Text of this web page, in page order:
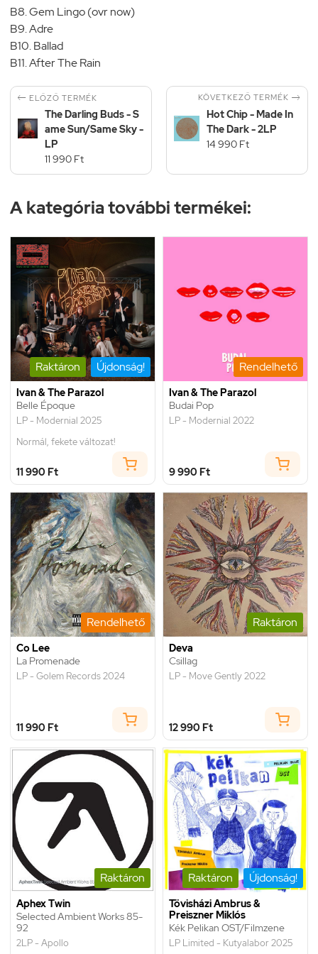
B8. Gem Lingo (ovr now)
B9. Adre
B10. Ballad
B11. After The Rain
 ELŐZŐ TERMÉK
The Darling Buds - S
ame Sun/Same Sky -
LP
11 990 Ft
KÖVETKEZŐ TERMÉK 
Hot Chip - Made In
The Dark - 2LP
14 990 Ft
A kategória további termékei:
Raktáron Újdonság!
Ivan & The Parazol
Belle Époque
LP - Modernial 2025
Normál, fekete változat!
11 990 Ft
Rendelhető
Ivan & The Parazol
Budai Pop
LP - Modernial 2022
9 990 Ft
Rendelhető
Co Lee
La Promenade
LP - Golem Records 2024
11 990 Ft
Raktáron
Deva
Csillag
LP - Move Gently 2022
12 990 Ft
Raktáron
Aphex Twin
Selected Ambient Works 85-
92
2LP - Apollo
Raktáron Újdonság!
Tövisházi Ambrus &
Preiszner Miklós
Kék Pelikan OST/Filmzene
LP Limited - Kutyalabor 2025